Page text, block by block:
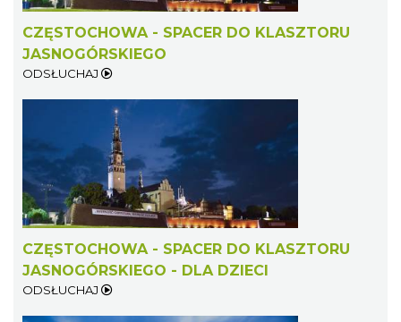
CZĘSTOCHOWA - SPACER DO KLASZTORU
JASNOGÓRSKIEGO
ODSŁUCHAJ
CZĘSTOCHOWA - SPACER DO KLASZTORU
JASNOGÓRSKIEGO - DLA DZIECI
ODSŁUCHAJ